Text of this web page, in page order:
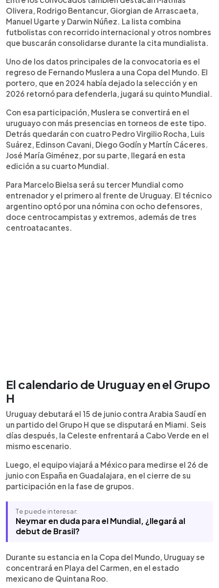
Olivera, Rodrigo Bentancur, Giorgian de Arrascaeta,
Manuel Ugarte y Darwin Núñez. La lista combina
futbolistas con recorrido internacional y otros nombres
que buscarán consolidarse durante la cita mundialista.
Uno de los datos principales de la convocatoria es el
regreso de Fernando Muslera a una Copa del Mundo. El
portero, que en 2024 había dejado la selección y en
2026 retornó para defenderla, jugará su quinto Mundial.
Con esa participación, Muslera se convertirá en el
uruguayo con más presencias en torneos de este tipo.
Detrás quedarán con cuatro Pedro Virgilio Rocha, Luis
Suárez, Edinson Cavani, Diego Godín y Martín Cáceres.
José María Giménez, por su parte, llegará en esta
edición a su cuarto Mundial.
Para Marcelo Bielsa será su tercer Mundial como
entrenador y el primero al frente de Uruguay. El técnico
argentino optó por una nómina con ocho defensores,
doce centrocampistas y extremos, además de tres
centroatacantes.
El calendario de Uruguay en el Grupo
H
Uruguay debutará el 15 de junio contra Arabia Saudí en
un partido del Grupo H que se disputará en Miami. Seis
días después, la Celeste enfrentará a Cabo Verde en el
mismo escenario.
Luego, el equipo viajará a México para medirse el 26 de
junio con España en Guadalajara, en el cierre de su
participación en la fase de grupos.
Te puede interesar:
Neymar en duda para el Mundial, ¿llegará al
debut de Brasil?
Durante su estancia en la Copa del Mundo, Uruguay se
concentrará en Playa del Carmen, en el estado
mexicano de Quintana Roo.